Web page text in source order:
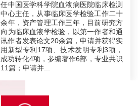
任中国医学科学院血液病医院临床检测
中心主任，从事临床医学检验工作二十
余年，资产管理工作三年，目前研究方
向为临床血液学检验，以第一作者和通
讯作者发表论文20余篇，申请并获得实
用新型专利17项、技术发明专利3项，
成功转化4项，参编著作6部，专业共识
11篇；申请并...